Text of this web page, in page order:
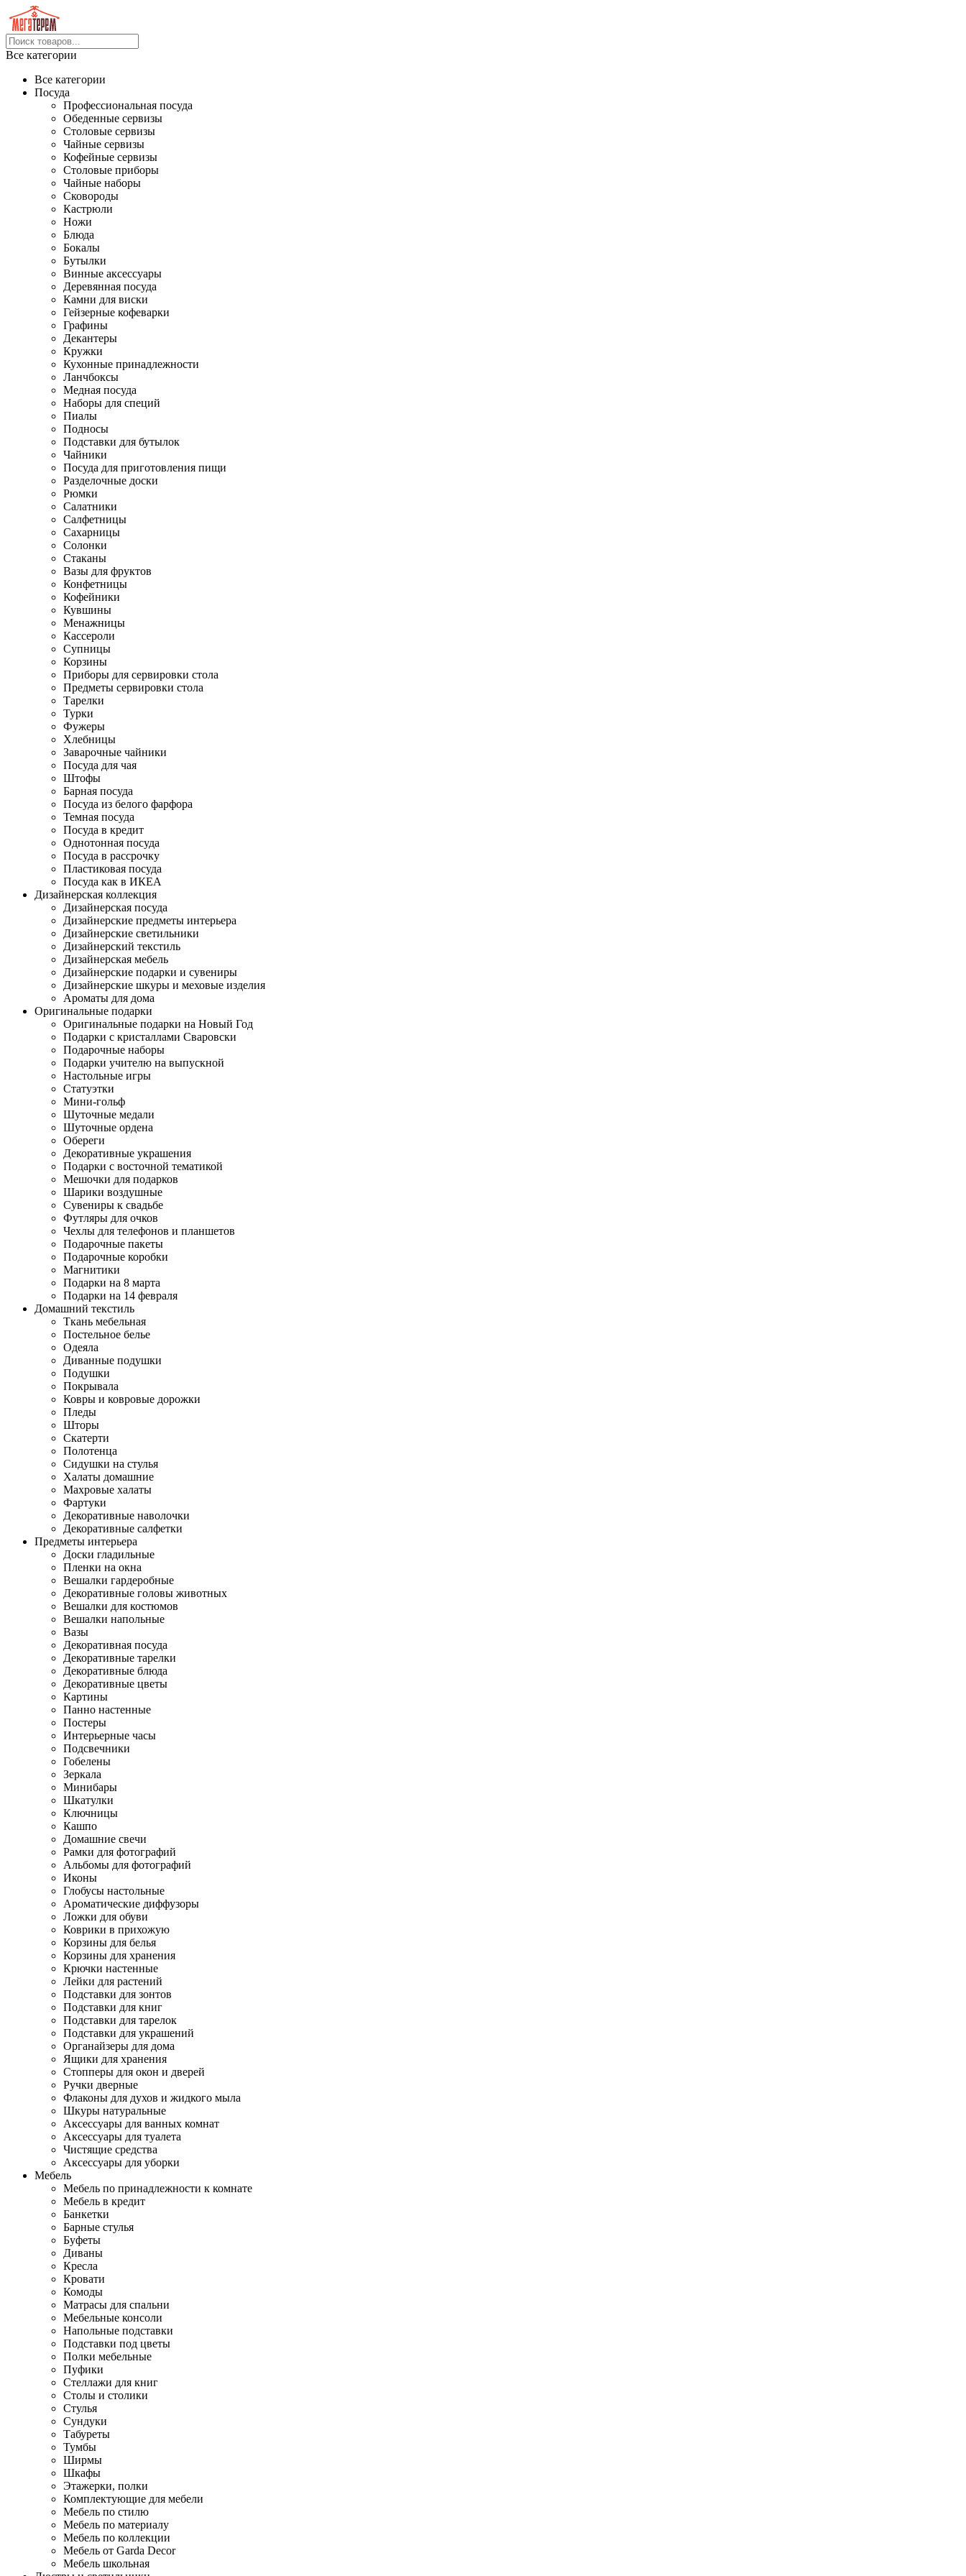
Все категории
Все категории
Посуда
Профессиональная посуда
Обеденные сервизы
Столовые сервизы
Чайные сервизы
Кофейные сервизы
Столовые приборы
Чайные наборы
Сковороды
Кастрюли
Ножи
Блюда
Бокалы
Бутылки
Винные аксессуары
Деревянная посуда
Камни для виски
Гейзерные кофеварки
Графины
Декантеры
Кружки
Кухонные принадлежности
Ланчбоксы
Медная посуда
Наборы для специй
Пиалы
Подносы
Подставки для бутылок
Чайники
Посуда для приготовления пищи
Разделочные доски
Рюмки
Салатники
Салфетницы
Сахарницы
Солонки
Стаканы
Вазы для фруктов
Конфетницы
Кофейники
Кувшины
Менажницы
Кассероли
Супницы
Корзины
Приборы для сервировки стола
Предметы сервировки стола
Тарелки
Турки
Фужеры
Хлебницы
Заварочные чайники
Посуда для чая
Штофы
Барная посуда
Посуда из белого фарфора
Темная посуда
Посуда в кредит
Однотонная посуда
Посуда в рассрочку
Пластиковая посуда
Посуда как в ИКЕА
Дизайнерская коллекция
Дизайнерская посуда
Дизайнерские предметы интерьера
Дизайнерские светильники
Дизайнерский текстиль
Дизайнерская мебель
Дизайнерские подарки и сувениры
Дизайнерские шкуры и меховые изделия
Ароматы для дома
Оригинальные подарки
Оригинальные подарки на Новый Год
Подарки с кристаллами Сваровски
Подарочные наборы
Подарки учителю на выпускной
Настольные игры
Статуэтки
Мини-гольф
Шуточные медали
Шуточные ордена
Обереги
Декоративные украшения
Подарки с восточной тематикой
Мешочки для подарков
Шарики воздушные
Сувениры к свадьбе
Футляры для очков
Чехлы для телефонов и планшетов
Подарочные пакеты
Подарочные коробки
Магнитики
Подарки на 8 марта
Подарки на 14 февраля
Домашний текстиль
Ткань мебельная
Постельное белье
Одеяла
Диванные подушки
Подушки
Покрывала
Ковры и ковровые дорожки
Пледы
Шторы
Скатерти
Полотенца
Сидушки на стулья
Халаты домашние
Махровые халаты
Фартуки
Декоративные наволочки
Декоративные салфетки
Предметы интерьера
Доски гладильные
Пленки на окна
Вешалки гардеробные
Декоративные головы животных
Вешалки для костюмов
Вешалки напольные
Вазы
Декоративная посуда
Декоративные тарелки
Декоративные блюда
Декоративные цветы
Картины
Панно настенные
Постеры
Интерьерные часы
Подсвечники
Гобелены
Зеркала
Минибары
Шкатулки
Ключницы
Кашпо
Домашние свечи
Рамки для фотографий
Альбомы для фотографий
Иконы
Глобусы настольные
Ароматические диффузоры
Ложки для обуви
Коврики в прихожую
Корзины для белья
Корзины для хранения
Крючки настенные
Лейки для растений
Подставки для зонтов
Подставки для книг
Подставки для тарелок
Подставки для украшений
Органайзеры для дома
Ящики для хранения
Стопперы для окон и дверей
Ручки дверные
Флаконы для духов и жидкого мыла
Шкуры натуральные
Аксессуары для ванных комнат
Аксессуары для туалета
Чистящие средства
Аксессуары для уборки
Мебель
Мебель по принадлежности к комнате
Мебель в кредит
Банкетки
Барные стулья
Буфеты
Диваны
Кресла
Кровати
Комоды
Матрасы для спальни
Мебельные консоли
Напольные подставки
Подставки под цветы
Полки мебельные
Пуфики
Стеллажи для книг
Столы и столики
Стулья
Сундуки
Табуреты
Тумбы
Ширмы
Шкафы
Этажерки, полки
Комплектующие для мебели
Мебель по стилю
Мебель по материалу
Мебель по коллекции
Мебель от Garda Decor
Мебель школьная